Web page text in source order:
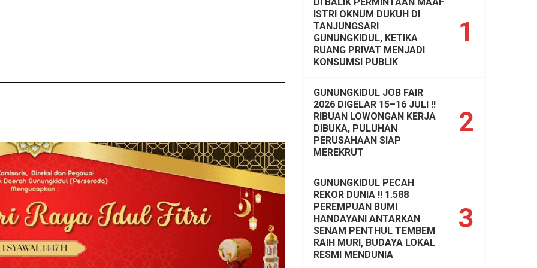
1
ISTRI OKNUM DUKUH DI
TANJUNGSARI
GUNUNGKIDUL, KETIKA
RUANG PRIVAT MENJADI
KONSUMSI PUBLIK
2
GUNUNGKIDUL JOB FAIR
2026 DIGELAR 15–16 JULI !!
RIBUAN LOWONGAN KERJA
DIBUKA, PULUHAN
PERUSAHAAN SIAP
MEREKRUT
3
GUNUNGKIDUL PECAH
REKOR DUNIA !! 1.588
PEREMPUAN BUMI
HANDAYANI ANTARKAN
SENAM PENTHUL TEMBEM
RAIH MURI, BUDAYA LOKAL
RESMI MENDUNIA